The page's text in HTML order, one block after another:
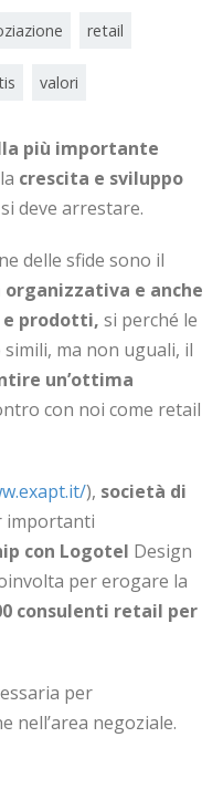
retail
valori
più importante
crescita e sviluppo
deve arrestare.
delle sfide sono il
e anche
e prodotti, si perché le
ma non uguali, il
un’ottima
con noi come retail
), società di
importanti
con Logotel Design
per erogare la
consulenti retail per
per
nell’area negoziale.